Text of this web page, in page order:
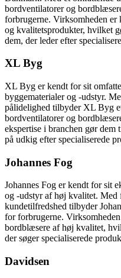
bordventilatorer og
forbrugerne. Virksomheden er
og kvalitetsprodukter, hvilket
dem, der leder efter
XL Byg
XL Byg er kendt for sit
byggematerialer og -udstyr.
pålidelighed tilbyder XL Byg
bordventilatorer og
ekspertise i branchen gør
på udkig efter specialiserede
Johannes Fog
Johannes Fog er kendt for sit
og -udstyr af høj kvalitet. Med
kundetilfredshed tilbyder
for forbrugerne.
bordblæsere af høj kvalitet,
der søger specialiserede
Davidsen